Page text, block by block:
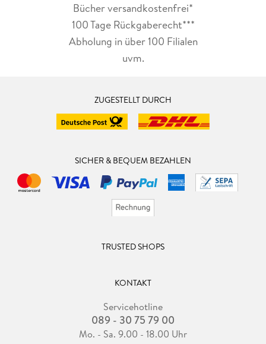
Bücher versandkostenfrei*
100 Tage Rückgaberecht***
Abholung in über 100 Filialen
uvm.
ZUGESTELLT DURCH
SICHER & BEQUEM BEZAHLEN
TRUSTED SHOPS
KONTAKT
Servicehotline
089 - 30 75 79 00
Mo. - Sa. 9.00 - 18.00 Uhr